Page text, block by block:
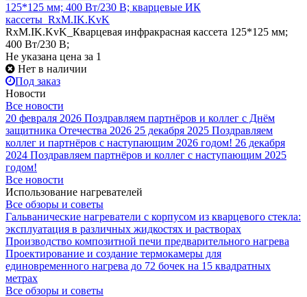
125*125 мм; 400 Вт/230 В; кварцевые ИК
кассеты_RxM.IK.KvK
RxM.IK.KvK_Кварцевая инфракрасная кассета 125*125 мм;
400 Вт/230 В;
Не указана цена за 1
Нет в наличии
Под заказ
Новости
Все новости
20 февраля 2026 Поздравляем партнёров и коллег с Днём
защитника Отечества 2026 25 декабря 2025 Поздравляем
коллег и партнёров с наступающим 2026 годом! 26 декабря
2024 Поздравляем партнёров и коллег с наступающим 2025
годом!
Все новости
Использование нагревателей
Все обзоры и советы
Гальванические нагреватели с корпусом из кварцевого стекла:
эксплуатация в различных жидкостях и растворах
Производство композитной печи предварительного нагрева
Проектирование и создание термокамеры для
единовременного нагрева до 72 бочек на 15 квадратных
метрах
Все обзоры и советы